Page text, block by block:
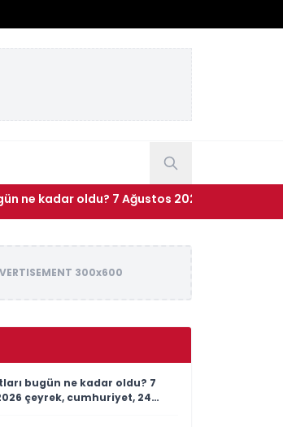
kadar oldu? 7 Ağustos 2026 çeyrek,
300x600
bugün ne kadar oldu? 7
çeyrek, cumhuriyet, 24